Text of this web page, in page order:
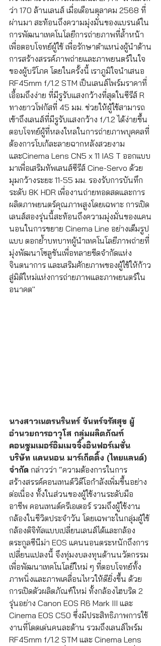
ว่า 170 ล้านเลนส์ เมื่อเดือนตุลาคม 2568 ที่
ผ่านมา สะท้อนถึงความมุ่งมั่นของแบรนด์ใน
การพัฒนาเทคโนโลยีการถ่ายภาพที่ล้ำหน้า
เพื่อตอบโจทย์ผู้ใช้ เพื่อรักษาตำแหน่งผู้นำด้าน
การสร้างสรรค์ภาพถ่ายและภาพยนตร์ในใจ
ของผู้บริโภค โดยในครั้งนี้ เราภูมิใจนำเสนอ
RF45mm f/1.2 STM เป็นเลนส์ไพร์มราคาที่
เอื้อมถึงง่าย ที่มีรูรับแสงกว้างที่สุดในซีรีส์ R
ทางยาวโฟกัสที่ 45 มม. ช่วยให้ผู้ใช้สามารถ
เข้าถึงเลนส์ที่มีรูรับแสงกว้าง f/1.2 ได้ง่ายขึ้น
ตอบโจทย์ผู้ที่หลงใหลในการถ่ายภาพบุคคลที่
ต้องการโบเก้ละลายฉากหลังสวยงาม
และCinema Lens CN5 x 11 IAS T ออกแบบ
มาเพื่อเสริมทัพเลนส์ซีรีส์ Cine-Servo ด้วย
มุมกว้างระยะ 11-55 มม. รองรับการบันทึก
ระดับ 8K HDR เพื่องานถ่ายทอดสดและการ
ผลิตภาพยนตร์คุณภาพสูงโดยเฉพาะ การเปิด
เลนส์สองรุ่นนี้สะท้อนถึงความมุ่งมั่นของแคน
นอนในการขยาย Cinema Line อย่างเต็มรูป
แบบ ตอกย้ำบทบาทผู้นำเทคโนโลยีภาพถ่ายที่
มุ่งพัฒนาโซลูชันเพื่อทลายขีดจำกัดแห่ง
จินตนาการ และเสริมศักยภาพของผู้ใช้ให้ก้าว
สู่มิติใหม่แห่งการถ่ายภาพและภาพยนตร์ใน
อนาคต"
นางสาวเนตรนรินทร์ จันทร์จรัสสุข ผู้
อำนวยการอาวุโส กลุ่มผลิตภัณฑ์
คอนซูมเมอร์อิมเมจจิ้งอินฟอร์เมชั่น
บริษัท แคนนอน มาร์เก็ตติ้ง (ไทยแลนด์)
จำกัด กล่าวว่า “ความต้องการในการ
สร้างสรรค์คอนเทนต์วิดีโอกำลังเพิ่มขึ้นอย่าง
ต่อเนื่อง ทั้งในส่วนของผู้ใช้งานระดับมือ
อาชีพ คอนเทนต์ครีเอเตอร์ รวมถึงผู้ใช้งาน
กล้องในชีวิตประจำวัน โดยเฉพาะในกลุ่มผู้ใช้
กล้องดิจิทัลแบบเปลี่ยนเลนส์ได้และกล้อง
ตระกูลซีนีม่า EOS แคนนอนตระหนักถึงการ
เปลี่ยนแปลงนี้ จึงทุ่มงบลงทุนด้านนวัตกรรม
เพื่อพัฒนาเทคโนโลยีใหม่ ๆ ที่ตอบโจทย์ทั้ง
ภาพนิ่งและภาพเคลื่อนไหวให้ดียิ่งขึ้น ด้วย
การเปิดตัวผลิตภัณฑ์ใหม่ ทั้งกล้องไฮบริด 2
รุ่นอย่าง Canon EOS R6 Mark III และ
Cinema EOS C50 ซึ่งมีประสิทธิภาพการใช้
งานที่โดดเด่นคนละด้าน รวมถึงเลนส์ไพร์ม
RF45mm f/1.2 STM และ Cinema Lens